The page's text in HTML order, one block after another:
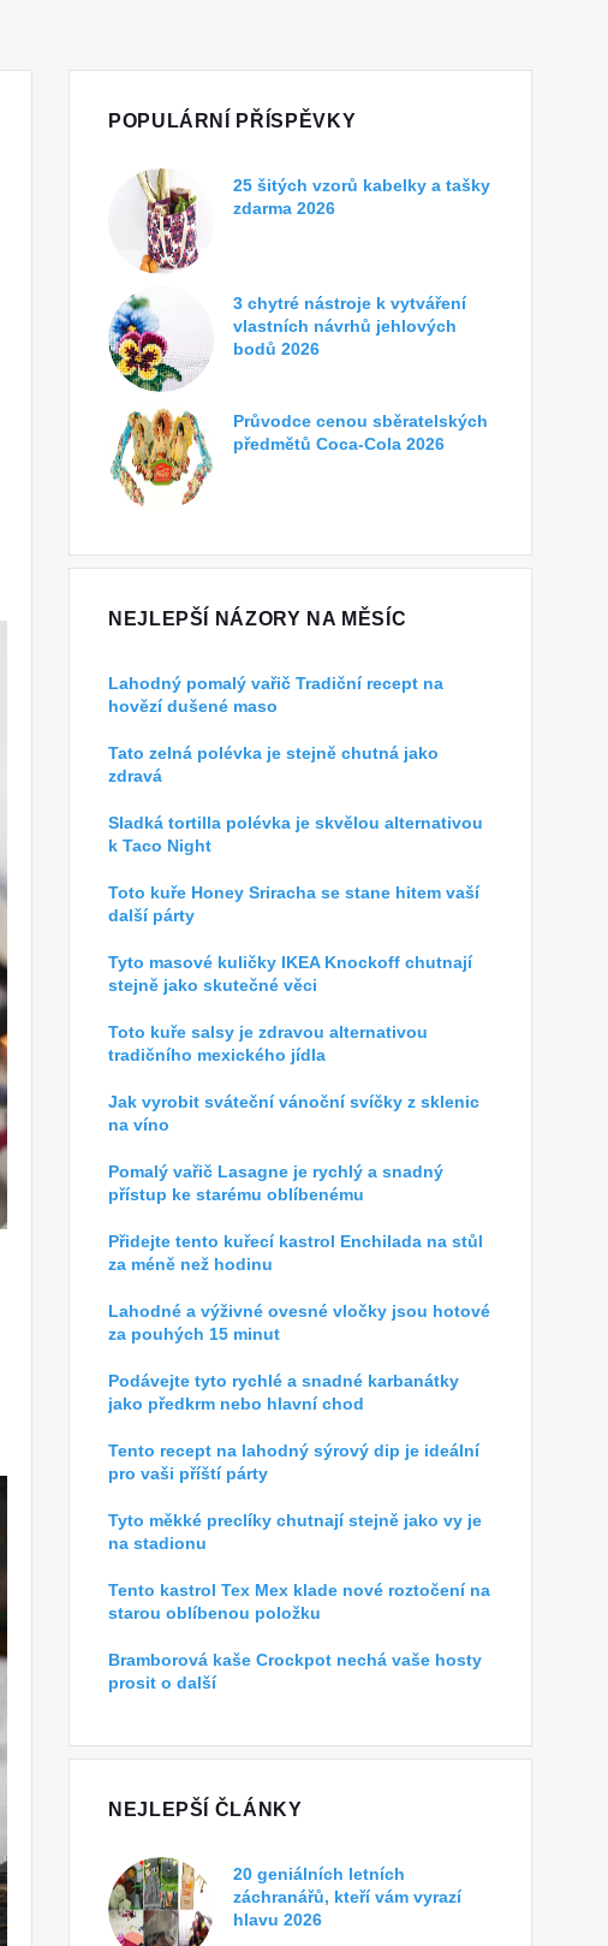
POPULÁRNÍ PŘÍSPĚVKY
25 šitých vzorů kabelky a tašky
zdarma 2026
3 chytré nástroje k vytváření
vlastních návrhů jehlových
bodů 2026
Průvodce cenou sběratelských
předmětů Coca-Cola 2026
NEJLEPŠÍ NÁZORY NA MĚSÍC
Lahodný pomalý vařič Tradiční recept na
hovězí dušené maso
Tato zelná polévka je stejně chutná jako
zdravá
Sladká tortilla polévka je skvělou alternativou
k Taco Night
Toto kuře Honey Sriracha se stane hitem vaší
další párty
Tyto masové kuličky IKEA Knockoff chutnají
stejně jako skutečné věci
Toto kuře salsy je zdravou alternativou
tradičního mexického jídla
Jak vyrobit sváteční vánoční svíčky z sklenic
na víno
Pomalý vařič Lasagne je rychlý a snadný
přístup ke starému oblíbenému
Přidejte tento kuřecí kastrol Enchilada na stůl
za méně než hodinu
Lahodné a výživné ovesné vločky jsou hotové
za pouhých 15 minut
Podávejte tyto rychlé a snadné karbanátky
jako předkrm nebo hlavní chod
Tento recept na lahodný sýrový dip je ideální
pro vaši příští párty
Tyto měkké preclíky chutnají stejně jako vy je
na stadionu
Tento kastrol Tex Mex klade nové roztočení na
starou oblíbenou položku
Bramborová kaše Crockpot nechá vaše hosty
prosit o další
NEJLEPŠÍ ČLÁNKY
20 geniálních letních
záchranářů, kteří vám vyrazí
hlavu 2026